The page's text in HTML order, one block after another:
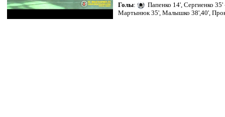
Голы: Папенко 14', Сергиенко 35'
Мартынюк 35', Малышко 38',40',